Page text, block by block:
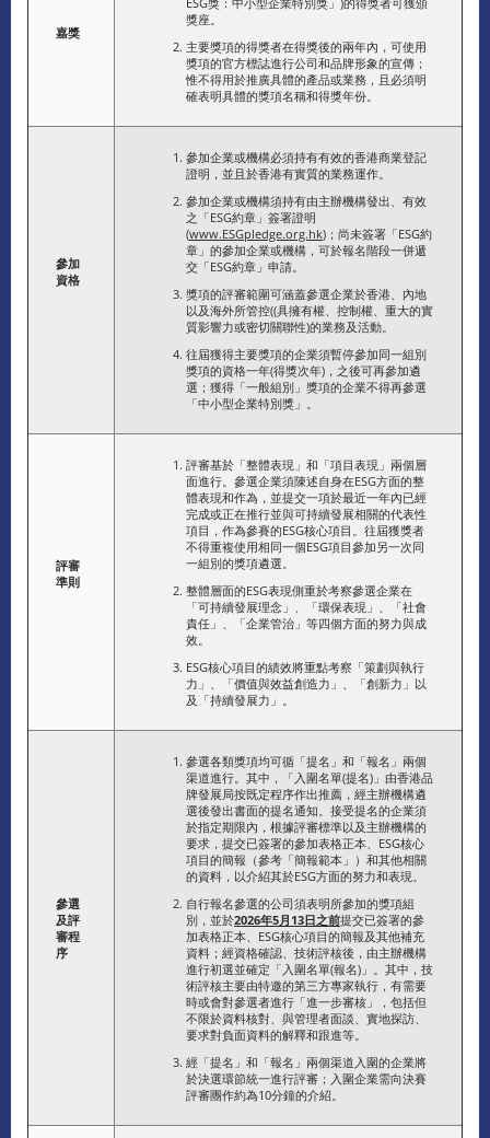
嘉獎
獎座。
主要獎項的得獎者在得獎後的兩年內，可使用
獎項的官方標誌進行公司和品牌形象的宣傳；
惟不得用於推廣具體的產品或業務，且必須明
確表明具體的獎項名稱和得獎年份。
參加
資格
參加企業或機構必須持有有效的香港商業登記
證明，並且於香港有實質的業務運作。
參加企業或機構須持有由主辦機構發出、有效
之「ESG約章」簽署證明
(www.ESGpledge.org.hk)；尚未簽署「ESG約
章」的參加企業或機構，可於報名階段一併遞
交「ESG約章」申請。
獎項的評審範圍可涵蓋參選企業於香港、內地
以及海外所管控((具擁有權、控制權、重大的實
質影響力或密切關聯性)的業務及活動。
往屆獲得主要獎項的企業須暫停參加同一組別
獎項的資格一年(得獎次年)，之後可再參加遴
選；獲得「一般組別」獎項的企業不得再參選
「中小型企業特別獎」。
評審
準則
評審基於「整體表現」和「項目表現」兩個層
面進行。參選企業須陳述自身在ESG方面的整
體表現和作為，並提交一項於最近一年內已經
完成或正在推行並與可持續發展相關的代表性
項目，作為參賽的ESG核心項目。往屆獲獎者
不得重複使用相同一個ESG項目參加另一次同
一組別的獎項遴選。
整體層面的ESG表現側重於考察參選企業在
「可持續發展理念」、「環保表現」、「社會
責任」、「企業管治」等四個方面的努力與成
效。
ESG核心項目的績效將重點考察「策劃與執行
力」、「價值與效益創造力」、「創新力」以
及「持續發展力」。
參選
及評
審程
序
參選各類獎項均可循「提名」和「報名」兩個
渠道進行。其中，「入圍名單(提名)」由香港品
牌發展局按既定程序作出推薦，經主辦機構遴
選後發出書面的提名通知。接受提名的企業須
於指定期限內，根據評審標準以及主辦機構的
要求，提交已簽署的參加表格正本、ESG核心
項目的簡報（參考「簡報範本」）和其他相關
的資料，以介紹其於ESG方面的努力和表現。
自行報名參選的公司須表明所參加的獎項組
別，並於2026年5月13日之前提交已簽署的參
加表格正本、ESG核心項目的簡報及其他補充
資料；經資格確認、技術評核後，由主辦機構
進行初選並確定「入圍名單(報名)」。其中，技
術評核主要由特邀的第三方專家執行，有需要
時或會對參選者進行「進一步審核」，包括但
不限於資料核對、與管理者面談、實地探訪、
要求對負面資料的解釋和跟進等。
經「提名」和「報名」兩個渠道入圍的企業將
於決選環節統一進行評審；入圍企業需向決賽
評審團作約為10分鐘的介紹。